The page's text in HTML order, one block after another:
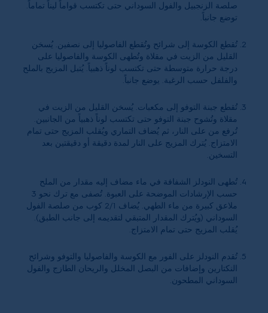
صلصة الزنجبيل والفول السوداني حتى تكتسب قواماً ليناً تماماً.
توضع جانباً.
تُقطع الكوسة إلى شرائح وتُقطع الفاصوليا إلى نصفين. يُسخن
القليل من الزيت في مقلاة وتُطهى الكوسة والفاصوليا على
درجة حرارة متوسطة حتى تكتسب لوناً ذهبياً. يُتبل المزيج بالملح
والفلفل حسب الرغبة. يوضع جانباً.
تُقطع جبنة التوفو إلى مكعبات. يُسخن القليل من الزيت في
مقلاة وتُشوح جبنة التوفو حتى تكتسب لوناً ذهبياً من الجانبين.
تُرفع من على النار، ثم يُضاف التماري ويُقلب المزيج حتى تمام
الامتزاج. يُترك المزيج على النار لمدة دقيقة أو دقيقتين بعد
التسخين.
تُطهى النودلز الشفافة في ماء مضاف إليه مقدار من الملح
حسب الإرشادات الموضحة على العبوة. تُصفى مع ترك نحو 3
ملاعق كبيرة من ماء الطهي. يُضاف 2/1 كوب من صلصة الفول
السوداني (ويُترك المقدار المتبقي لتقديمه إلى جانب الطبق).
يُقلب المزيج حتى تمام الامتزاج.
تُقدم النودلز على الفور مع الكوسة والفاصوليا والتوفو وشرائح
النكتارين وإضافات من البصل المخلل والريحان الطازج والفول
السوداني المطحون.